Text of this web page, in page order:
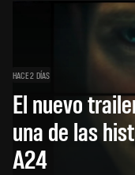
HACE 2 DÍAS
El nuevo
una de las
A24